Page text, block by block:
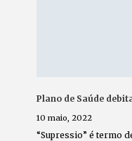
Plano de Saúde
10 maio, 2022
“Supressio” é termo